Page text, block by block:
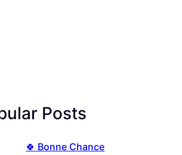
Posts
🍀 Bonne Chance